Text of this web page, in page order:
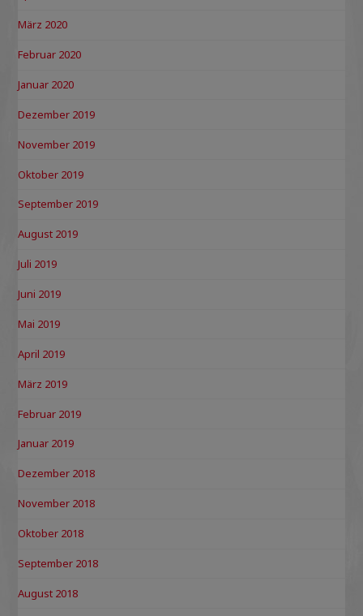
März 2020
Februar 2020
Januar 2020
Dezember 2019
November 2019
Oktober 2019
September 2019
August 2019
Juli 2019
Juni 2019
Mai 2019
April 2019
März 2019
Februar 2019
Januar 2019
Dezember 2018
November 2018
Oktober 2018
September 2018
August 2018